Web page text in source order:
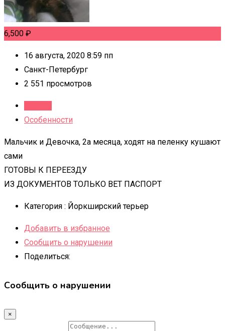
6,500 ₽
16 августа, 2020 8:59 пп
Санкт-Петербург
2 551 просмотров
Особенности
Мальчик и Девочка, 2а месяца, ходят на пеленку кушают
сами
ГОТОВЫ К ПЕРЕЕЗДУ
ИЗ ДОКУМЕНТОВ ТОЛЬКО ВЕТ ПАСПОРТ
Категория : Йоркширский терьер
Добавить в избранное
Сообщить о нарушении
Поделиться:
Сообщить о нарушении
×